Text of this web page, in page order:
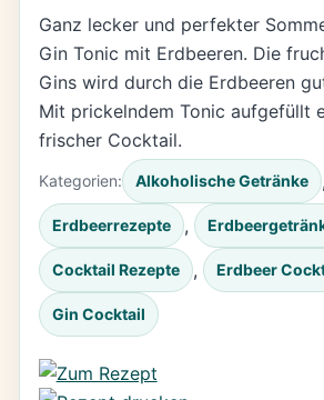
Ganz lecker und perfekter
Gin Tonic mit Erdbeeren. Die
Gins wird durch die Erdbeeren
Mit prickelndem Tonic aufgefüllt
frischer Cocktail.
Kategorien: Alkoholische Getränke ,
Erdbeerrezepte ,
Cocktail Rezepte , Erdbeer
Gin Cocktail